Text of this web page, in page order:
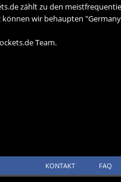
zählt zu den
können wir behaupten
Team.
KONTAKT FAQ